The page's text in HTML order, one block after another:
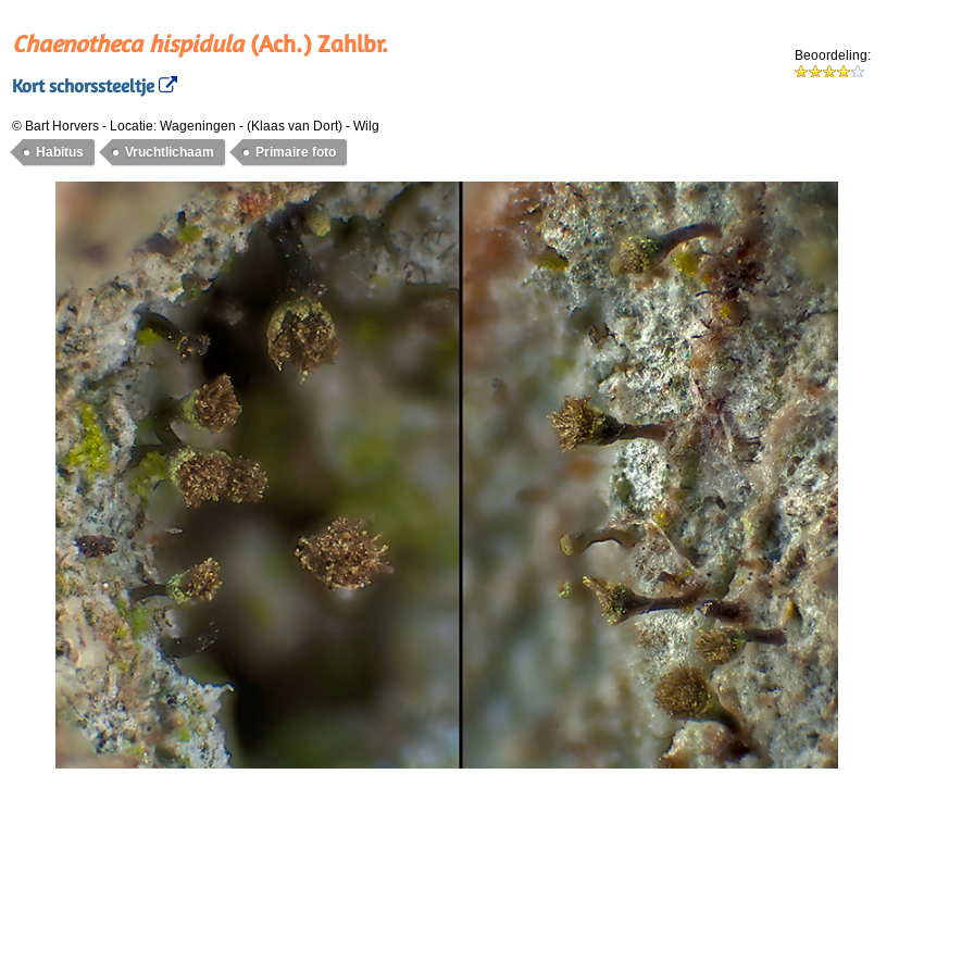
Chaenotheca hispidula(Ach.) Zahlbr.
Kort schorssteeltje
Beoordeling:
© Bart Horvers - Locatie: Wageningen - (Klaas van Dort) - Wilg
Habitus
Vruchtlichaam Primaire foto